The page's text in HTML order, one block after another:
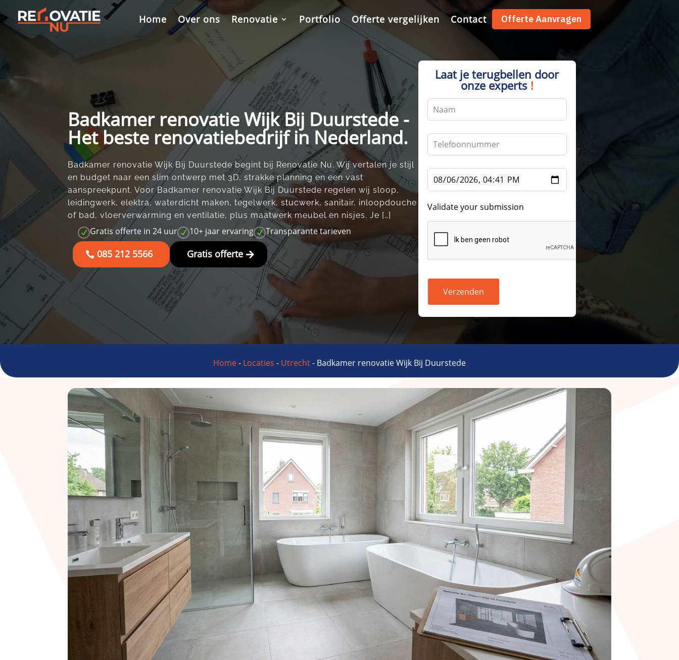
Home Over ons Renovatie Portfolio Offerte vergelijken Contact Offerte Aanvragen
Badkamer renovatie Wijk Bij Duurstede -
Het beste renovatiebedrijf in Nederland.
Badkamer renovatie Wijk Bij Duurstede begint bij Renovatie Nu.​ Wij vertalen je stijl
en budget naar een slim ontwerp met 3D, strakke planning en een vast
aanspreekpunt.​ Voor Badkamer renovatie Wijk Bij Duurstede regelen wij sloop,
leidingwerk, elektra, waterdicht maken, tegelwerk, stucwerk, sanitair, inloopdouche
of bad, vloerverwarming en ventilatie, plus maatwerk meubel en nisjes.​ Je […]
N Gratis offerte in 24 uur N 10+ jaar ervaring N Transparante tarieven
085 212 5566 Gratis offerte
Laat je terugbellen door
onze experts !
Leave
this
blank
Validate your submission
Verzenden
Home- Locaties - Utrecht- Badkamer renovatie Wijk Bij Duurstede